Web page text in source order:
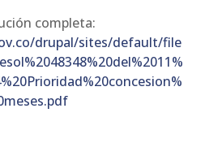
completa:
drupal/sites/default/file